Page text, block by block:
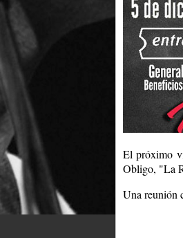
El próximo
Obligo, "La
Una reunión